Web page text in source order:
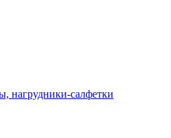
нагрудники-салфетки